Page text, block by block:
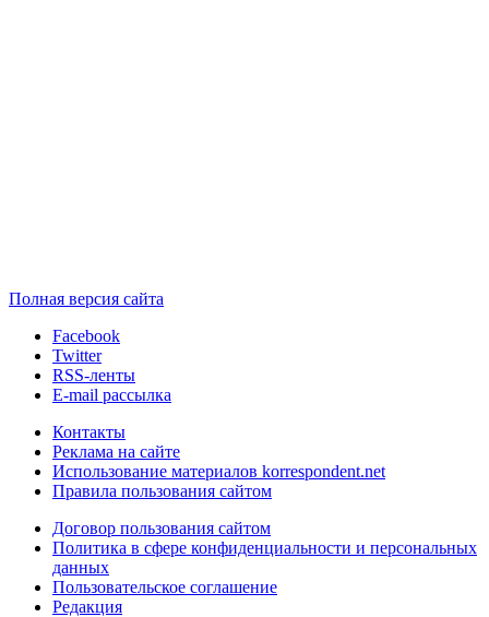
Полная версия сайта
Facebook
Twitter
RSS-ленты
E-mail рассылка
Контакты
Реклама на сайте
Использование материалов korrespondent.net
Правила пользования сайтом
Договор пользования сайтом
Политика в сфере конфиденциальности и персональных
данных
Пользовательское соглашение
Редакция